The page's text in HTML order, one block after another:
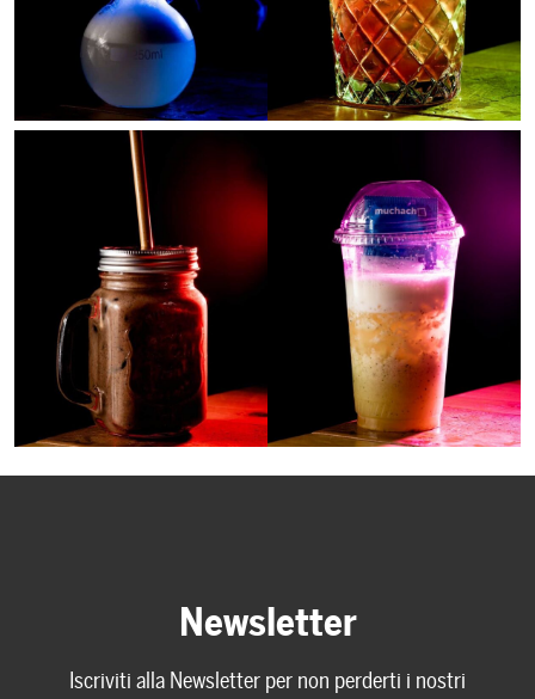
Newsletter
Iscriviti alla Newsletter per non perderti i nostri